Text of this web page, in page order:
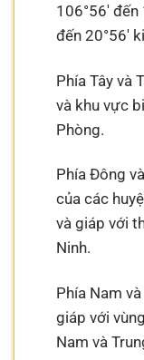
106°56′
đến 20°56′
Phía Tây và
và khu vực
Phòng.
Phía Đông
của các
và giáp với
Ninh.
Phía Nam
giáp với
Nam và